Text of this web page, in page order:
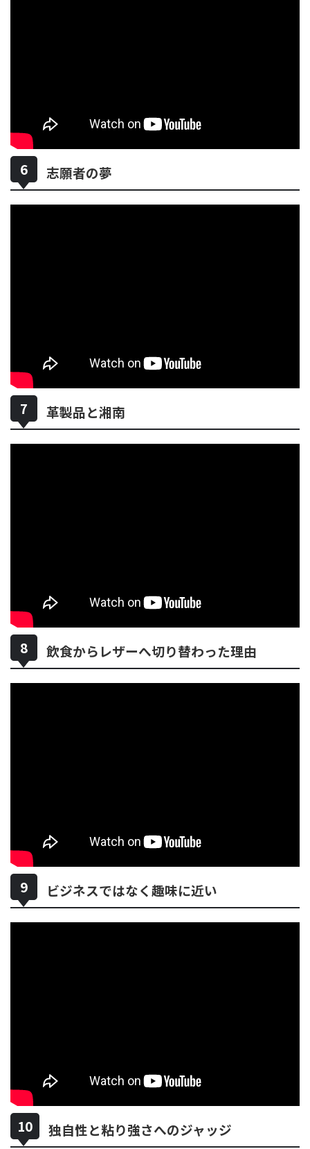
志願者の夢
革製品と湘南
飲食からレザーへ切り替わった理由
ビジネスではなく趣味に近い
独自性と粘り強さへのジャッジ